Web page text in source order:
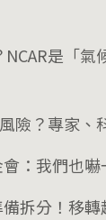
是「氣
險？專家、
：我們也嚇
拆分！移